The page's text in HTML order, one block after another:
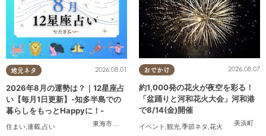
地元ネタ
東海市
,大府市 知多市 東浦町,阿久比町,半田市 常滑市,武豊
2026.08.01
2026年8月の運勢は？｜12星座占
い【毎月1日更新】-知多半島での
暮らしをもっとHappyに！-
住まい,連載,占い
おでかけ
美浜町
2026.08.07
約1,000発の花火が夜空を彩る！
「盆踊りと河和花火大会」河和港
で8/14(金)開催
イベント 観光 季節ネタ 花火